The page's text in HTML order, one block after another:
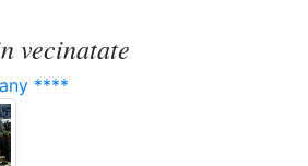
vecinatate
****